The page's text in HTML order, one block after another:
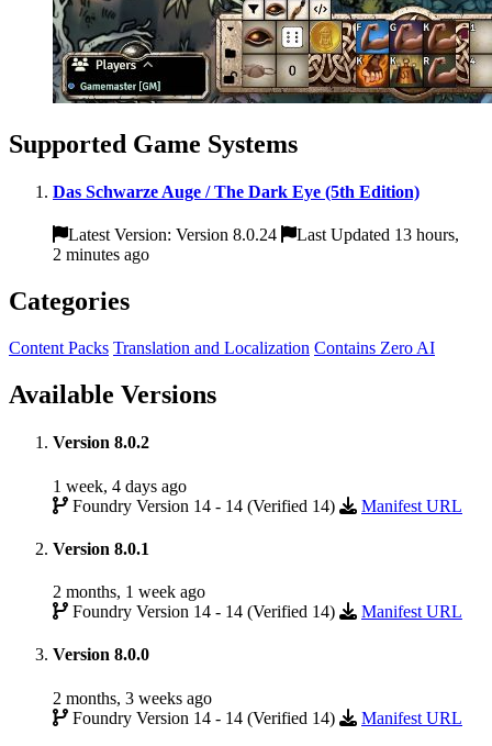
Supported Game Systems
Das Schwarze Auge / The Dark Eye (5th Edition)
Latest Version: Version 8.0.24
Last Updated 13 hours,
2 minutes ago
Categories
Content Packs Translation and Localization Contains Zero AI
Available Versions
Version 8.0.2
1 week, 4 days ago
Foundry Version 14 - 14 (Verified 14)
Manifest URL
Version 8.0.1
2 months, 1 week ago
Foundry Version 14 - 14 (Verified 14)
Manifest URL
Version 8.0.0
2 months, 3 weeks ago
Foundry Version 14 - 14 (Verified 14)
Manifest URL